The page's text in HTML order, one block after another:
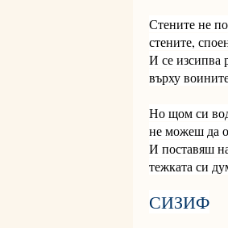
Стените не
стените,
И се изсипва
върху
Но щом си
не можеш да
И поставяш
тежката си
СИЗИФ